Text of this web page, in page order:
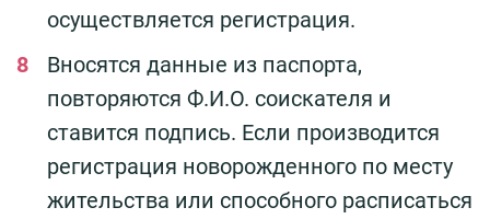
осуществляется регистрация.
Вносятся данные из паспорта,
повторяются Ф.И.О. соискателя и
ставится подпись. Если производится
регистрация новорожденного по месту
жительства или способного расписаться